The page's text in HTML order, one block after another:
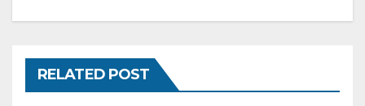
RELATED POST